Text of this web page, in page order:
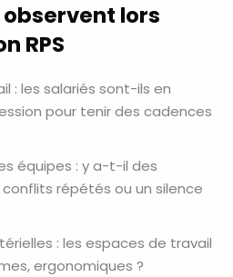
observent lors
RPS
: les salariés sont-ils en
pour tenir des cadences
équipes : y a-t-il des
répétés ou un silence
: les espaces de travail
ergonomiques ?